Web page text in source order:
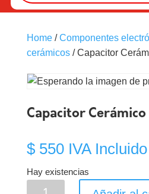
Home/Componentes
cerámicos/ Capacitor
Capacitor
$550 IVA Incluido
Hay existencias
Capacitor